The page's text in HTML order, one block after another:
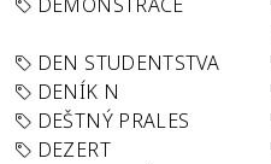
DEN STUDENTSTVA
DENÍK N
DEŠTNÝ PRALES
DEZERT